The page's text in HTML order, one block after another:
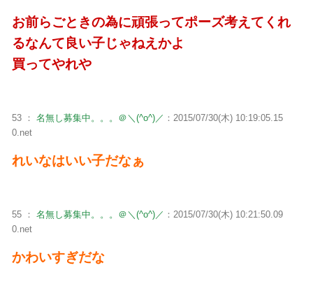
お前らごときの為に頑張ってポーズ考えてくれ
るなんて良い子じゃねえかよ
買ってやれや
53 ： 名無し募集中。。。＠＼(^o^)／ ：2015/07/30(木) 10:19:05.15
0.net
れいなはいい子だなぁ
55 ： 名無し募集中。。。＠＼(^o^)／ ：2015/07/30(木) 10:21:50.09
0.net
かわいすぎだな